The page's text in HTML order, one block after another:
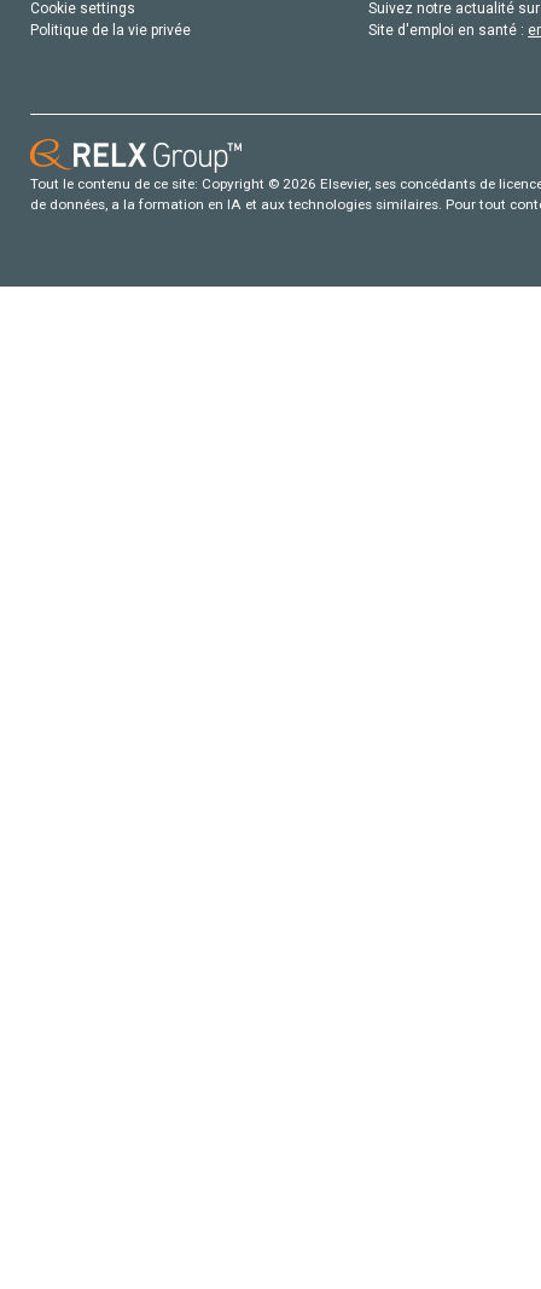
Cookie settings
Politique de la vie privée
Suivez notre actualité
Site d'emploi en santé :
Tout le contenu de ce site: Copyright © 2026 Elsevier, ses concédants de
de données, a la formation en IA et aux technologies similaires. Pour tout